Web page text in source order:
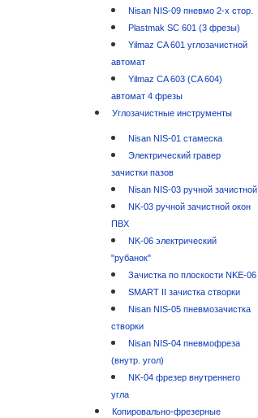
Nisan NIS-09 пневмо 2-х стор.
Plastmak SC 601 (3 фрезы)
Yilmaz CA 601 углозачистной
автомат
Yilmaz CA 603 (CA 604)
автомат 4 фрезы
Углозачистные инструменты
Nisan NIS-01 стамеска
Электрический гравер
зачистки пазов
Nisan NIS-03 ручной зачистной
NK-03 ручной зачистной окон
ПВХ
NK-06 электрический
"рубанок"
Зачистка по плоскости NKE-06
SMART II зачистка створки
Nisan NIS-05 пневмозачистка
створки
Nisan NIS-04 пневмофреза
(внутр. угол)
NK-04 фрезер внутреннего
угла
Копировально-фрезерные